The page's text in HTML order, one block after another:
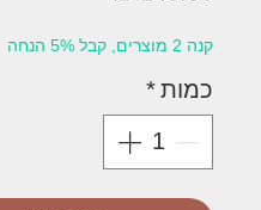
קנה 2 מוצרים, קבל 5% הנחה
כמות*